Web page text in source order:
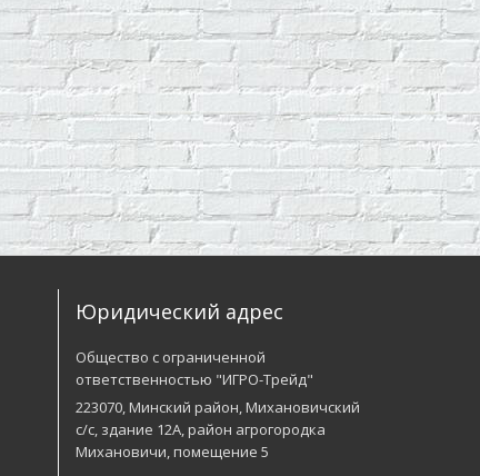
Юридический адрес
Общество с ограниченной
ответственностью "ИГРО-Трейд"
223070, Минский район, Михановичский
с/с, здание 12А, район агрогородка
Михановичи, помещение 5